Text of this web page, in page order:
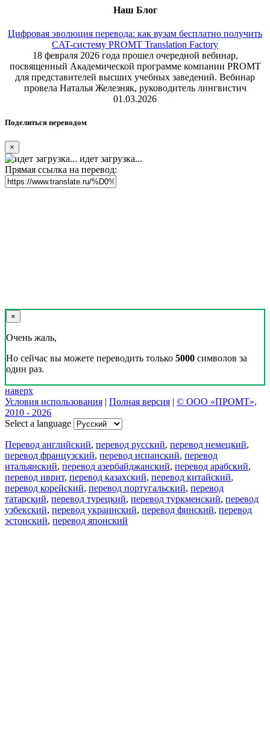
Наш Блог
Цифровая эволюция перевода: как вузам бесплатно получить
CAT-систему PROMT Translation Factory
18 февраля 2026 года прошел очередной вебинар,
посвященный Академической программе компании PROMT
для представителей высших учебных заведений. Вебинар
провела Наталья Железняк, руководитель лингвистич
01.03.2026
Поделиться переводом
×
идет загрузка...
Прямая ссылка на перевод:
×
Очень жаль,
Но сейчас вы можете переводить только 5000 символов за
один раз.
наверх
Условия использования | Полная версия | © ООО «ПРОМТ»,
2010 - 2026
Select a language
Перевод английский, перевод русский, перевод немецкий,
перевод французский, перевод испанский, перевод
итальянский, перевод азербайджанский, перевод арабский,
перевод иврит, перевод казахский, перевод китайский,
перевод корейский, перевод португальский, перевод
татарский, перевод турецкий, перевод туркменский, перевод
узбекский, перевод украинский, перевод финский, перевод
эстонский, перевод японский